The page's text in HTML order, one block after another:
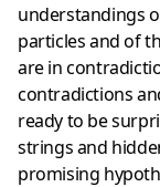
understandings
particles and of
are in
contradictions
ready to be
strings and
promising